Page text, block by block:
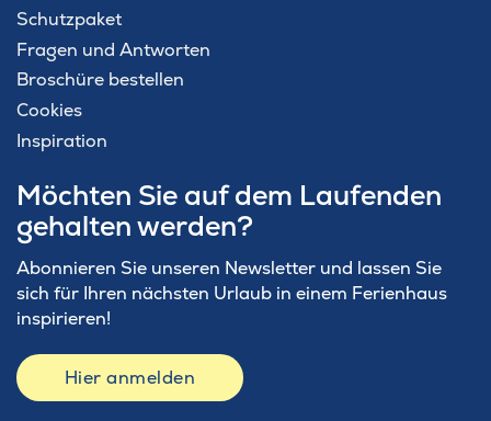
Schutzpaket
Fragen und Antworten
Broschüre bestellen
Cookies
Inspiration
Möchten Sie auf dem Laufenden
gehalten werden?
Abonnieren Sie unseren Newsletter und lassen Sie
sich für Ihren nächsten Urlaub in einem Ferienhaus
inspirieren!
Hier anmelden